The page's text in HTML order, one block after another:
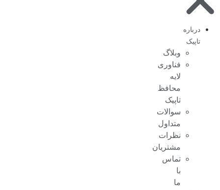
درباره
تاپیک
وبلاگ
فناوری
لایه
محافظ
تاپیک
سوالات
متداول
نظرات
مشتریان
تماس
با
ما